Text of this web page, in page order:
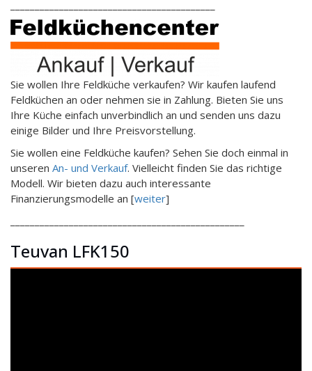
Sie wollen Ihre Feldküche verkaufen? Wir kaufen laufend
Feldküchen an oder nehmen sie in Zahlung. Bieten Sie uns
Ihre Küche einfach unverbindlich an und senden uns dazu
einige Bilder und Ihre Preisvorstellung.
Sie wollen eine Feldküche kaufen? Sehen Sie doch einmal in
unseren An- und Verkauf. Vielleicht finden Sie das richtige
Modell. Wir bieten dazu auch interessante
Finanzierungsmodelle an [weiter]
Teuvan LFK150